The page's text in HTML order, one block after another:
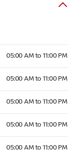
05:00 AM to 11:00 PM
05:00 AM to 11:00 PM
05:00 AM to 11:00 PM
05:00 AM to 11:00 PM
05:00 AM to 11:00 PM